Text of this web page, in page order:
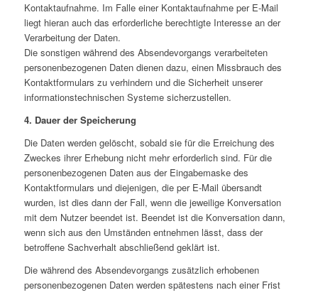
Kontaktaufnahme. Im Falle einer Kontaktaufnahme per E-Mail
liegt hieran auch das erforderliche berechtigte Interesse an der
Verarbeitung der Daten.
Die sonstigen während des Absendevorgangs verarbeiteten
personenbezogenen Daten dienen dazu, einen Missbrauch des
Kontaktformulars zu verhindern und die Sicherheit unserer
informationstechnischen Systeme sicherzustellen.
4. Dauer der Speicherung
Die Daten werden gelöscht, sobald sie für die Erreichung des
Zweckes ihrer Erhebung nicht mehr erforderlich sind. Für die
personenbezogenen Daten aus der Eingabemaske des
Kontaktformulars und diejenigen, die per E-Mail übersandt
wurden, ist dies dann der Fall, wenn die jeweilige Konversation
mit dem Nutzer beendet ist. Beendet ist die Konversation dann,
wenn sich aus den Umständen entnehmen lässt, dass der
betroffene Sachverhalt abschließend geklärt ist.
Die während des Absendevorgangs zusätzlich erhobenen
personenbezogenen Daten werden spätestens nach einer Frist